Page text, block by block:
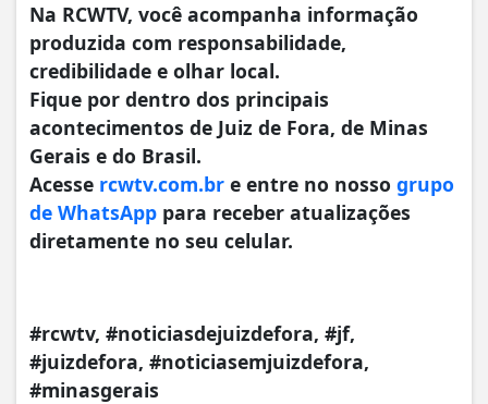
Na RCWTV, você acompanha informação
produzida com responsabilidade,
credibilidade e olhar local.
Fique por dentro dos principais
acontecimentos de Juiz de Fora, de Minas
Gerais e do Brasil.
Acesse rcwtv.com.br e entre no nosso grupo
de WhatsApp para receber atualizações
diretamente no seu celular.
#rcwtv, #noticiasdejuizdefora, #jf,
#juizdefora, #noticiasemjuizdefora,
#minasgerais